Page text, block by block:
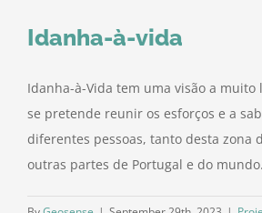
Idanha-à-vida
Idanha-à-Vida tem uma visão a muito
se pretende reunir os esforços e a
diferentes pessoas, tanto desta zona
outras partes de Portugal e do